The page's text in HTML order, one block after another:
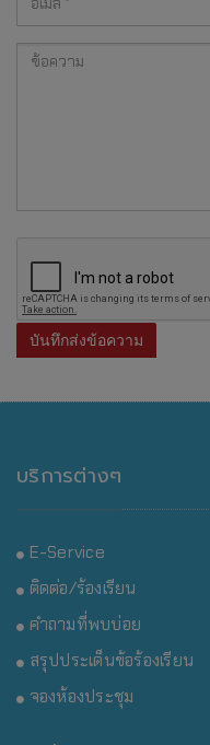
บันทึกส่งข้อความ
บริการต่างๆ
E-Service
ติดต่อ/ร้องเรียน
คำถามที่พบบ่อย
สรุปประเด็นข้อร้องเรียน
จองห้องประชุม